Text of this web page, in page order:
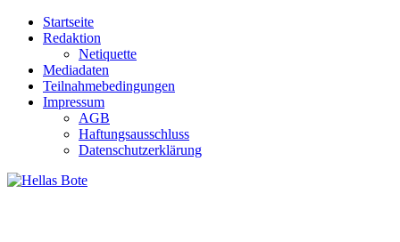
Zum
Inhalt
Startseite
Redaktion
Netiquette
Mediadaten
Teilnahmebedingungen
Impressum
AGB
Haftungsausschluss
Datenschutzerklärung